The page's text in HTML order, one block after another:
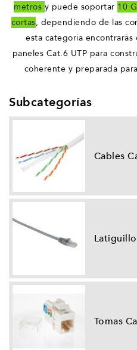
metros y puede soportar 10
cortas, dependiendo de las
esta categoría
paneles Cat.6 UTP para
coherente y preparada
Subcategorías
Cables
Tomas